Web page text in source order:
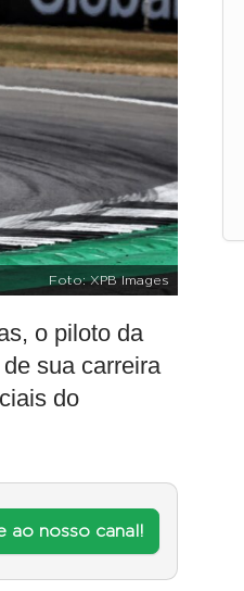
Foto: XPB Images
o piloto da
sua carreira
do
ao nosso canal!